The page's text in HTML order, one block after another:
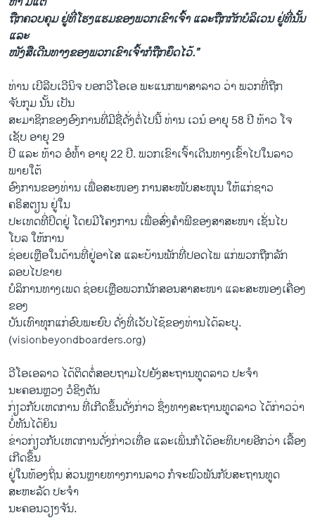
ຖືກ​ຄວບ​ຄຸມ ຢູ່​ທີ່​ໂຮງ​ແຮມ​ຂອງ​ພວກ​ເຂົາ​ເຈົ້າ ແລະ​ຖືກ​ກັກ​ບໍ​ລິເວນ​ ຢູ່​ທີ່ນັ້ນ
ແລະ​
ໜັງ​ສື​ເດີນ​ທາງ​ຂອງ​ພວກ​ເຂົາ​ເຈົ້າ​ກໍ​ຖືກ​ຍຶດ​ໄວ້.”
ທ່ານ ເບີລີບເວີນິຈ ບອກວີໂອເອ ພະແນກພາສາລາວ ວ່າ ພວກທີ່ຖືກ
ຈັບກຸມ ນັ້ນ ເປັນ
ສະມາຊິກຂອງອົງການທີ່ມີຊື່ດັ່ງຕໍ່ໄປນີ້ ທ່ານ ເວນ໌ ອາຍຸ 58 ປີ ທ້າວ ໂຈ
ເຊັບ ອາຍຸ 29
ປີ ແລະ ທ້າວ ອໍທ້ຳ ອາຍຸ 22 ປີ. ພວກເຂົາເຈົ້າເດີນທາງເຂົ້າໄປໃນລາວ
ພາຍໃຕ້
ອົງການຂອງທ່ານ ເພື່ອສະໜອງ ການສະໜັບສະໜຸນ ໃຫ້ແກ່ຊາວ
ຄຣິສຕຽນ ຢູ່ໃນ
ປະເທດທີ່ປິດຢູ່ ໂດຍມີໂຄງການ ເພື່ອສົ່ງຄຳພີຂອງສາສະໜາ ເຊັ່ນໄບ
ໂບລ ໃຫ້ການ
ຊ່ອຍເຫຼືອໃນດ້ານທີ່ຢູ່ອາໄສ ແລະບ້ານພັກທີ່ປອດໄພ ແກ່ພວກຖືກລັກ
ລອບໄປຂາຍ
ບໍລິການທາງເພດ ຊ່ອຍເຫຼືອພວກນັກສອນສາສະໜາ ແລະສະໜອງເຄື່ອງ
ຂອງ
ບັນເທົາທຸກແກ່ອົບພະຍົບ ດັ່ງທີ່ເວັບໄຊ້ຂອງທ່ານໄດ້ລະບຸ.
(visionbeyondboarders.org)
ວີໂອເອລາວ ໄດ້ຕິດຕໍ່ສອບ​ຖາມໄປຍັງສະຖານທູດລາວ ປະຈຳ
ນະຄອນຫຼວງ ວໍຊິງຕັນ
ກ່ຽວກັບເຫດການ ທີ່ເກີດຂຶ້ນດັ່ງກ່າວ ຊຶ່ງທາງສະຖານທູດລາວ ໄດ້ກ່າວວ່າ
ບໍ່ທັນໄດ້ຍິນ
ຂ່າວກ່ຽວກັບເຫດການດັ່ງກ່າວເທື່ອ ແລະເພິ່ນກໍໄດ້ອະທິບາຍອີກວ່າ ເລື້ອງ
ເກີດຂຶ້ນ
ຢູ່ໃນທ້ອງຖິ່ນ ສ່ວນຫຼາຍທາງການລາວ ກໍຈະພົວພັນກັບສະຖານທູດ
ສະຫະລັດ ປະຈຳ
ນະຄອນວຽງຈັນ.